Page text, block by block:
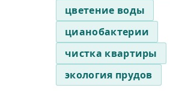
цветение воды
цианобактерии
чистка квартиры
экология прудов